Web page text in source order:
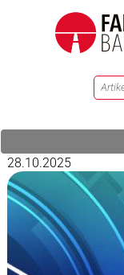
28.10.2025